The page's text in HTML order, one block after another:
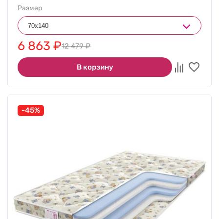
Размер
6 863 ₽12 479₽
В корзину
-45%